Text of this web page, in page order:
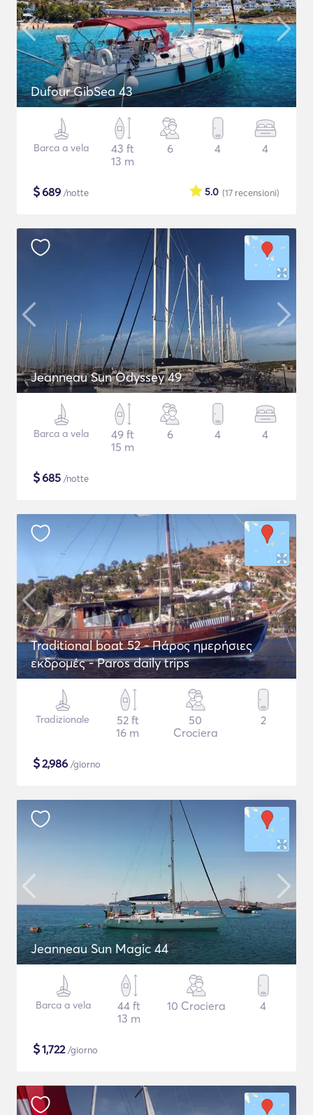
Dufour GibSea 43
Barca a vela
43 ft
13 m
6 4 4
$689 /notte (17 recensioni)
5.0
Jeanneau Sun Odyssey 49
Barca a vela
49 ft
15 m
6 4 4
$685 /notte
Traditional boat 52 - Πάρος ημερήσιες
εκδρομές - Paros daily trips
Tradizionale
52 ft
16 m
50
Crociera
2
$2,986 /giorno
Jeanneau Sun Magic 44
Barca a vela
44 ft
13 m
10 Crociera 4
$1,722/giorno